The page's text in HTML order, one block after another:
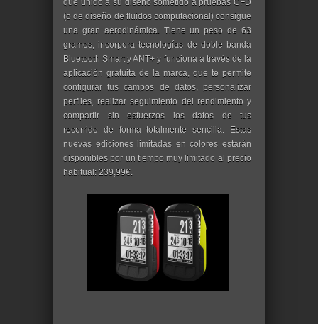
que unido a su diseño sometido a pruebas CFD
(o de diseño de fluidos computacional) consigue
una gran aerodinámica. Tiene un peso de 63
gramos, incorpora tecnologías de doble banda
Bluetooth Smart y ANT+ y funciona a través de la
aplicación gratuita de la marca, que te permite
configurar tus campos de datos, personalizar
perfiles, realizar seguimiento del rendimiento y
compartir sin esfuerzos los datos de tus
recorrido de forma totalmente sencilla. Estas
nuevas ediciones limitadas en colores estarán
disponibles por un tiempo muy limitado al precio
habitual: 239,99€.